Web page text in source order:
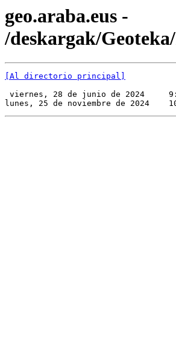
geo.araba.eus -
/deskargak/
[Al directorio principal]
viernes, 28 de junio de 2024
lunes, 25 de noviembre de 2024